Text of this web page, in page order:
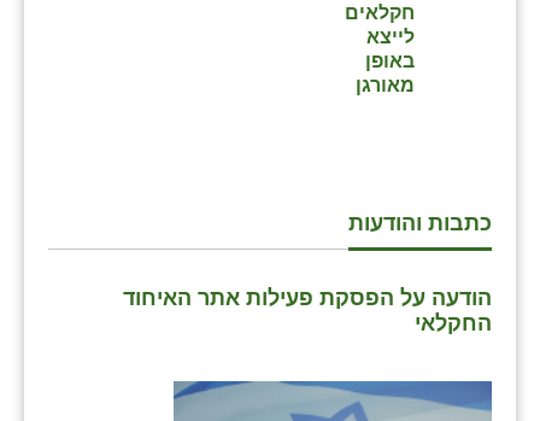
חקלאים
לייצא
באופן
מאורגן
כתבות והודעות
הודעה על הפסקת פעילות אתר האיחוד
החקלאי
כפר שמריהו
מישר
מנחמיה